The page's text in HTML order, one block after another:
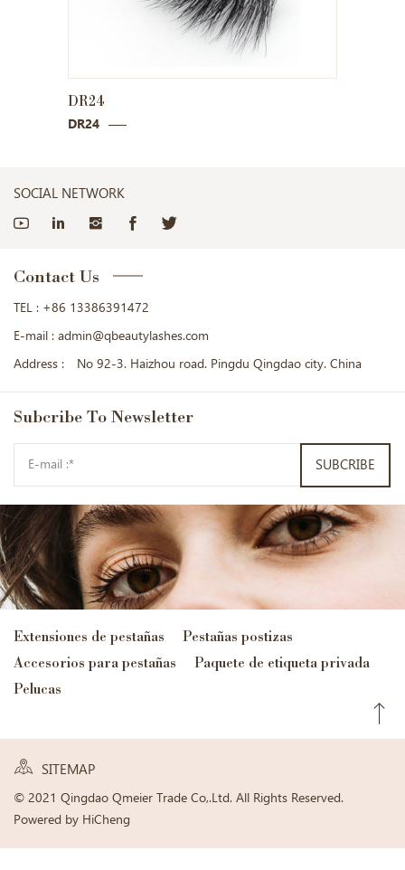
DR24
DR24
SOCIAL NETWORK
Contact Us
TEL : +86 13386391472
E-mail : admin@qbeautylashes.com
Address :
No 92-3. Haizhou road. Pingdu Qingdao city. China
Subcribe To Newsletter
SUBCRIBE
Extensiones de pestañas
Pestañas postizas
Accesorios para pestañas
Paquete de etiqueta privada
Pelucas
SITEMAP
© 2021 Qingdao Qmeier Trade Co,.Ltd. All Rights Reserved.
Powered by HiCheng